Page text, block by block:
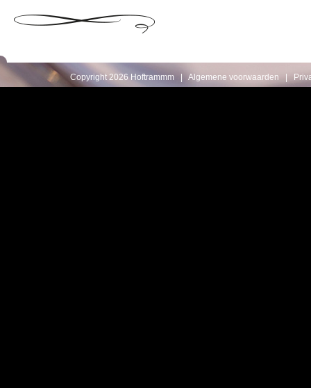
Copyright 2026 Hoftrammm | Algemene voorwaarden